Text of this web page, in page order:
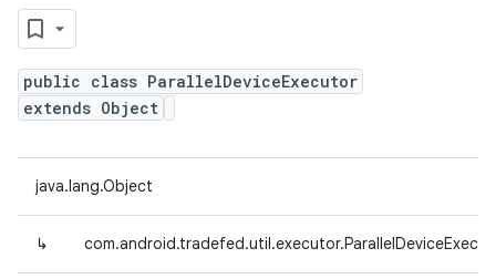
public class ParallelDeviceExecutor
extends Object
java.lang.Object
↳